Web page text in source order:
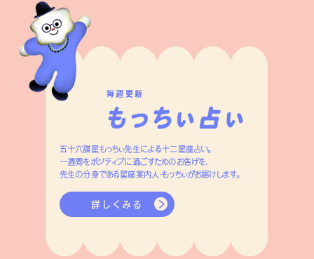
毎週更新
五十六謀星もっちぃ先生による十二星座占い。
一週間をポジティブに過ごすためのお告げを、
先生の分身である星座案内人・もっちぃがお届けします。
詳しくみる